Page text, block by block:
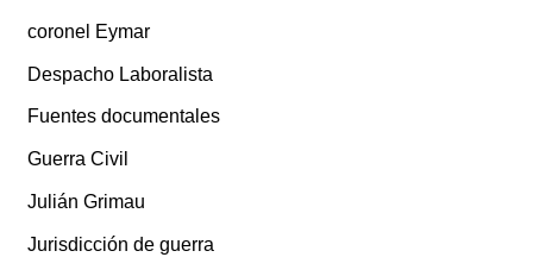
coronel Eymar
Despacho Laboralista
Fuentes documentales
Guerra Civil
Julián Grimau
Jurisdicción de guerra